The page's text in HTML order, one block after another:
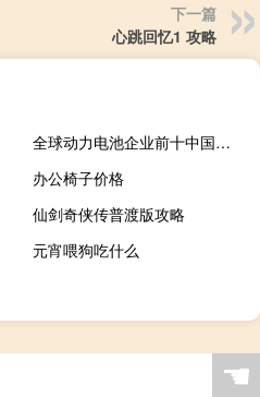
下一篇
心跳回忆1 攻略
全球动力电池企业前十中国占6席 6家中国动力电池企业全球市占率超60%
办公椅子价格
仙剑奇侠传普渡版攻略
元宵喂狗吃什么
☚